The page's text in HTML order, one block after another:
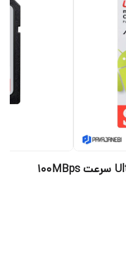
رم میکرو سن دیسک مدل Ultra A1 سرعت 100MBps